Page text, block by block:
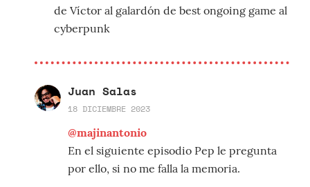
de Víctor al galardón de best ongoing game al
cyberpunk
Juan Salas
18 DICIEMBRE 2023
@majinantonio
En el siguiente episodio Pep le pregunta
por ello, si no me falla la memoria.